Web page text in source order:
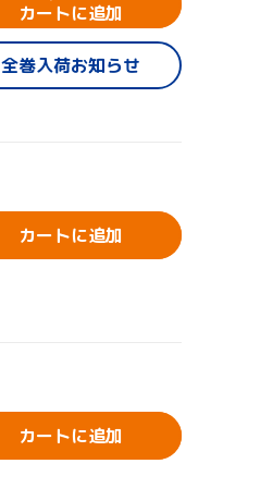
カートに追加
全巻入荷お知らせ
カートに追加
カートに追加